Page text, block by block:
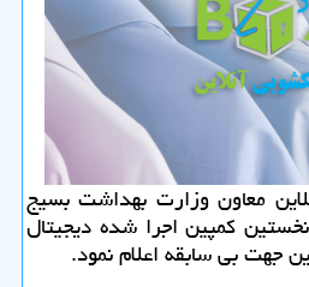
معاون وزارت بهداشت بسیج
كمپین اجرا شده دیجیتال
جهت بی سابقه اعلام نمود.